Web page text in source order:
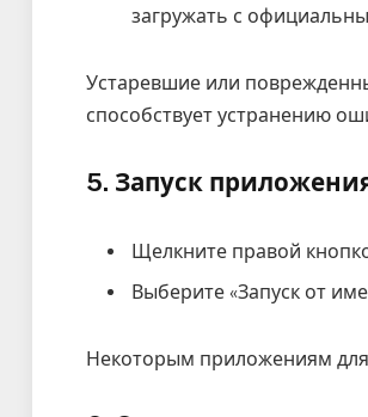
загружать с
Устаревшие или
способствует устранению
5. Запуск
Щелкните правой
Выберите «Запуск от
Некоторым приложениям